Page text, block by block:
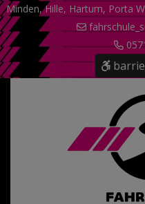
Minden, Hille, Hartum, Porta